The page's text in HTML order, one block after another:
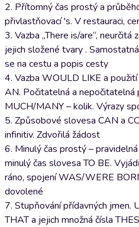
2. Přítomný čas prostý a
přivlastňovací 's. V restauraci,
3. Vazba „There is/are“,
jejich složené tvary .
se na cestu a popis cesty
4. Vazba WOULD LIKE a
AN. Počitatelná a
MUCH/MANY – kolik. Výrazy
5. Způsobové slovesa CAN a
infinitiv. Zdvořilá žádost
6. Minulý čas prostý –
minulý čas slovesa TO BE.
ráno, spojení WAS/WERE
dovolené
7. Stupňování přídavných jmen.
THAT a jejich množná čísla